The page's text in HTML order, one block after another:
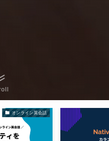
オンライン英会話